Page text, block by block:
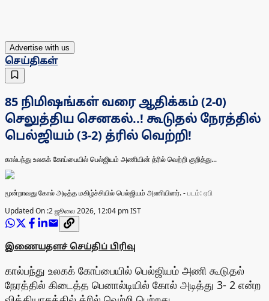
Advertise with us
செய்திகள்
85 நிமிஷங்கள் வரை ஆதிக்கம் (2-0)
செலுத்திய செனகல்..! கூடுதல் நேரத்தில்
பெல்ஜியம் (3-2) த்ரில் வெற்றி!
கால்பந்து உலகக் கோப்பையில் பெல்ஜியம் அணியின் த்ரில் வெற்றி குறித்து...
மூன்றாவது கோல் அடித்த மகிழ்ச்சியில் பெல்ஜியம் அணியினர்.-படம்: ஏபி
Updated On :2 ஜூலை 2026, 12:04 pm IST
இணையதளச் செய்திப் பிரிவு
கால்பந்து உலகக் கோப்பையில் பெல்ஜியம் அணி கூடுதல்
நேரத்தில் கிடைத்த பெனால்டியில் கோல் அடித்து 3- 2 என்ற